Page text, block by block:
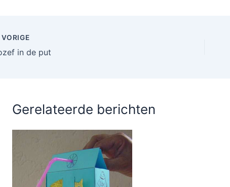
VORIGE
in de put
Gerelateerde berichten